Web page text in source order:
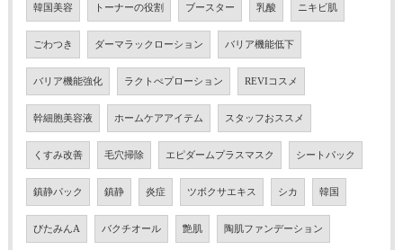
韓国美容 トーナーの役割 ブースター 乳酸 ニキビ肌
ごわつき ダーマラックローション バリア機能低下
バリア機能強化 ラクトぺプローション REVIコスメ
幹細胞美容液 ホームケアアイテム スタッフおススメ
くすみ改善 毛穴掃除 エピダームプラスマスク シートパック
鎮静パック 鎮静 炎症 ツボクサエキス シカ 韓国
びたみんA バクチオール 艶肌 陶肌ファンデーション